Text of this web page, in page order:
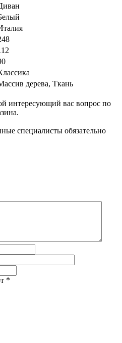
дерева, Ткань
интересующий вас вопрос по
специалисты обязательно
*